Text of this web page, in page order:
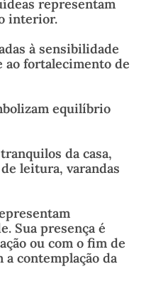
representam
interior.
à sensibilidade
ao fortalecimento de
equilíbrio
da casa,
leitura, varandas
Sua presença é
ou com o fim de
contemplação da